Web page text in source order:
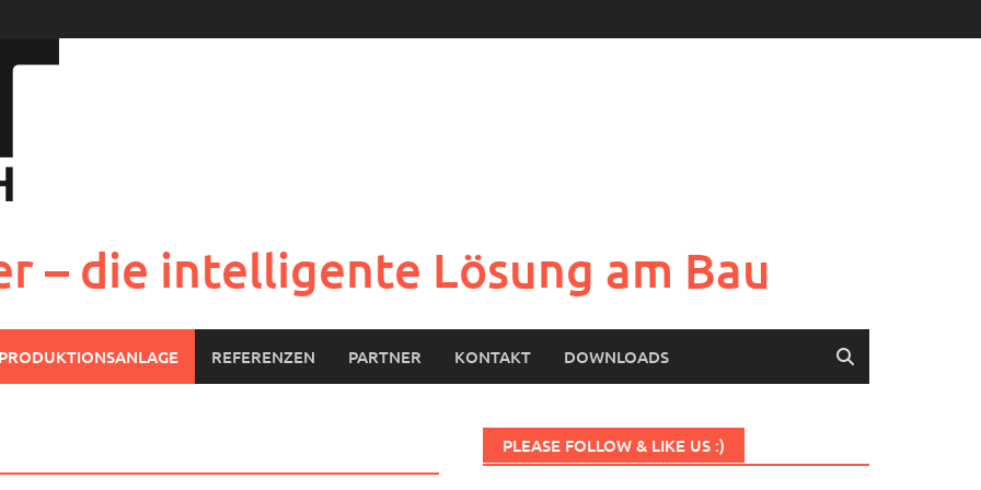
– die intelligente Lösung am Bau
PRODUKTIONSANLAGE REFERENZEN PARTNER KONTAKT DOWNLOADS
PLEASE FOLLOW & LIKE US :)
Set Youtube Channel ID